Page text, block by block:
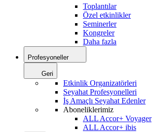
Toplantılar
Özel etkinlikler
Seminerler
Kongreler
Daha fazla
Profesyoneller
Geri
Etkinlik Organizatörleri
Seyahat Profesyonelleri
İş Amaçlı Seyahat Edenler
Aboneliklerimiz
ALL Accor+ Voyager
ALL Accor+ ibis